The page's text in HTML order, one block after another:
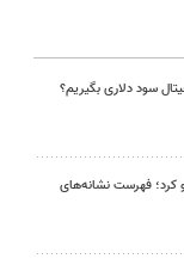
سود دلاری بگیریم؟
کرد؛ فهرست نشانه‌های